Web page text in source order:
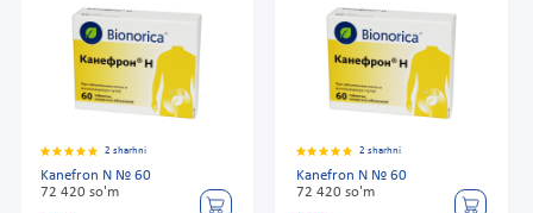
2 sharhni
Kanefron N № 60
72 420 so'm
2 sharhni
Kanefron N № 60
72 420 so'm